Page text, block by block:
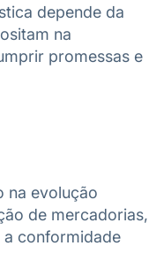
depende da
na
promessas e
na evolução
de mercadorias,
a conformidade